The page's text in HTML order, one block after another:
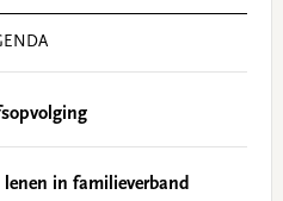
in familieverband